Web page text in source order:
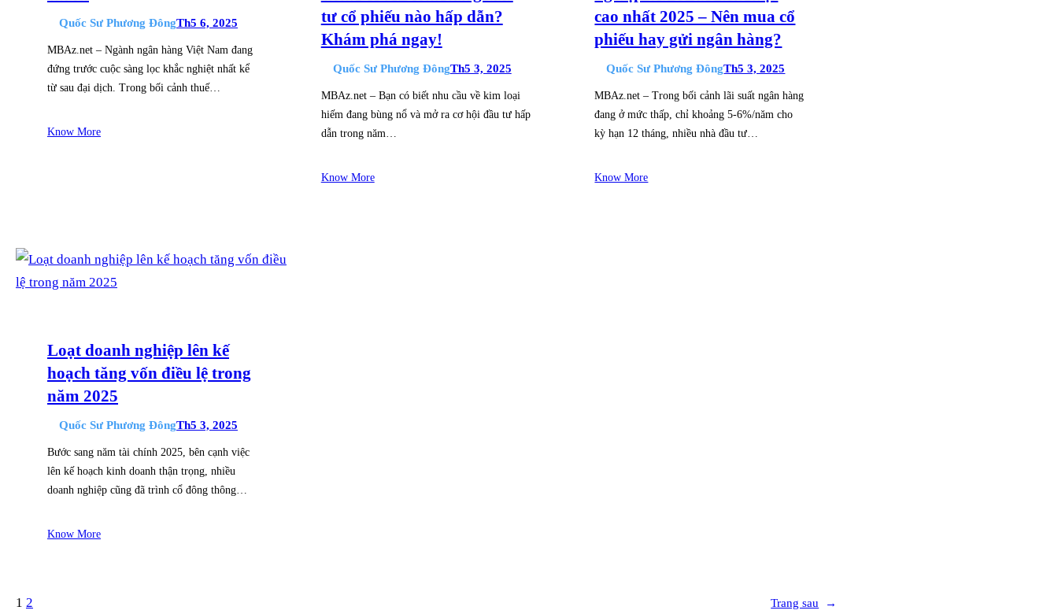
Quốc Sư Phương ĐôngTh5 6, 2025
MBAz.net – Ngành ngân hàng Việt Nam đang
đứng trước cuộc sàng lọc khắc nghiệt nhất kể
từ sau đại dịch. Trong bối cảnh thuế…
Know More
tư cổ phiếu nào hấp dẫn?
Khám phá ngay!
Quốc Sư Phương ĐôngTh5 3, 2025
MBAz.net – Bạn có biết nhu cầu về kim loại
hiếm đang bùng nổ và mở ra cơ hội đầu tư hấp
dẫn trong năm…
Know More
cao nhất 2025 – Nên mua cổ
phiếu hay gửi ngân hàng?
Quốc Sư Phương ĐôngTh5 3, 2025
MBAz.net – Trong bối cảnh lãi suất ngân hàng
đang ở mức thấp, chỉ khoảng 5-6%/năm cho
kỳ hạn 12 tháng, nhiều nhà đầu tư…
Know More
Loạt doanh nghiệp lên kế
hoạch tăng vốn điều lệ trong
năm 2025
Quốc Sư Phương ĐôngTh5 3, 2025
Bước sang năm tài chính 2025, bên cạnh việc
lên kế hoạch kinh doanh thận trọng, nhiều
doanh nghiệp cũng đã trình cổ đông thông…
Know More
1 2 Trang sau →